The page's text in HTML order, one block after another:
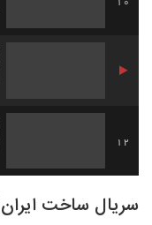
12